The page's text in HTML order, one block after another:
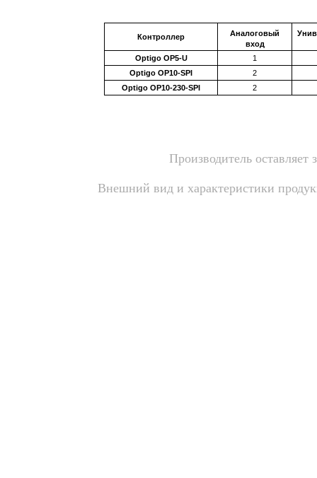
Контроллер Аналоговый
вход
Optigo OP5-U
1
Optigo OP10-SPI
2
Optigo OP10-230-SPI
2
Производитель
Внешний вид и характеристики